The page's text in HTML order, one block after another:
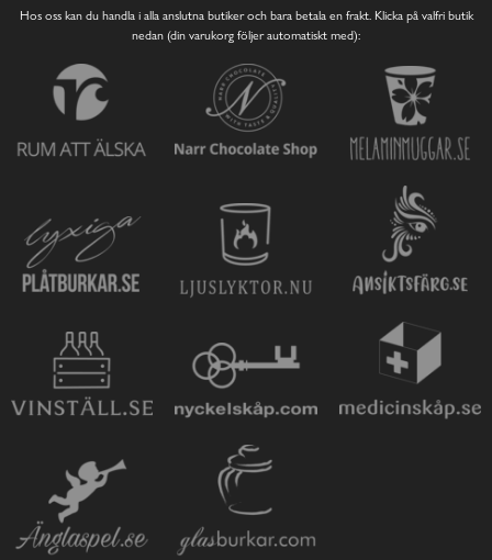
Hos oss kan du handla i alla anslutna butiker och bara betala en frakt. Klicka på valfri butik
nedan (din varukorg följer automatiskt med):